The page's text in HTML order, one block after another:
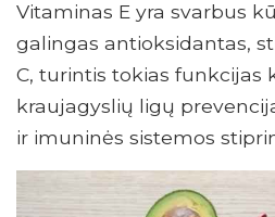
Vitaminas E yra svarbus
galingas antioksidantas,
C, turintis tokias funkcijas
kraujagyslių ligų
ir imuninės sistemos